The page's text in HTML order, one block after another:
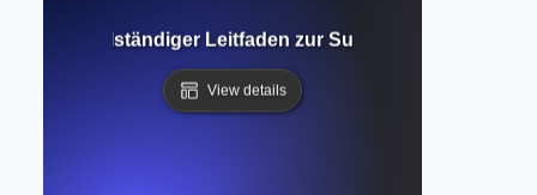
Vollständiger Leitfaden zur Suche nach
View details